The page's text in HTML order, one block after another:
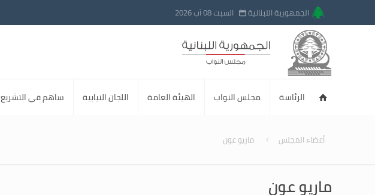
الجمهورية اللبنانية السبت 08 آب 2026
الرئاسة مجلس النواب الهيئة العامة اللجان النيابية ساهم في التشريع
أعضاء المجلس ماريو عون
ماريو عون